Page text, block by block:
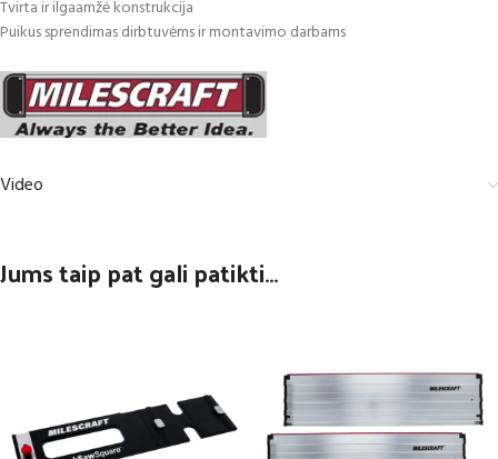
Tvirta ir ilgaamžė konstrukcija
Puikus sprendimas dirbtuvėms ir montavimo darbams
Video
Jums taip pat gali patikti…